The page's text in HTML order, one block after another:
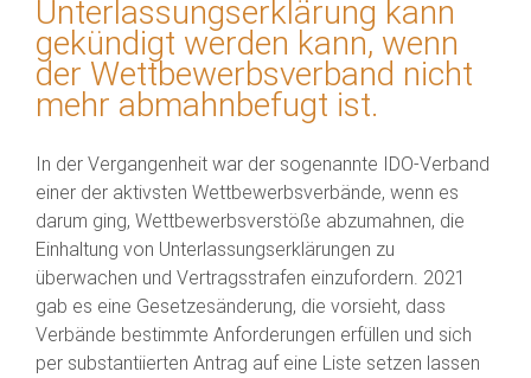
Unterlassungserklärung kann
gekündigt werden kann, wenn
der Wettbewerbsverband nicht
mehr abmahnbefugt ist.
In der Vergangenheit war der sogenannte IDO-Verband
einer der aktivsten Wettbewerbsverbände, wenn es
darum ging, Wettbewerbsverstöße abzumahnen, die
Einhaltung von Unterlassungserklärungen zu
überwachen und Vertragsstrafen einzufordern. 2021
gab es eine Gesetzesänderung, die vorsieht, dass
Verbände bestimmte Anforderungen erfüllen und sich
per substantiierten Antrag auf eine Liste setzen lassen